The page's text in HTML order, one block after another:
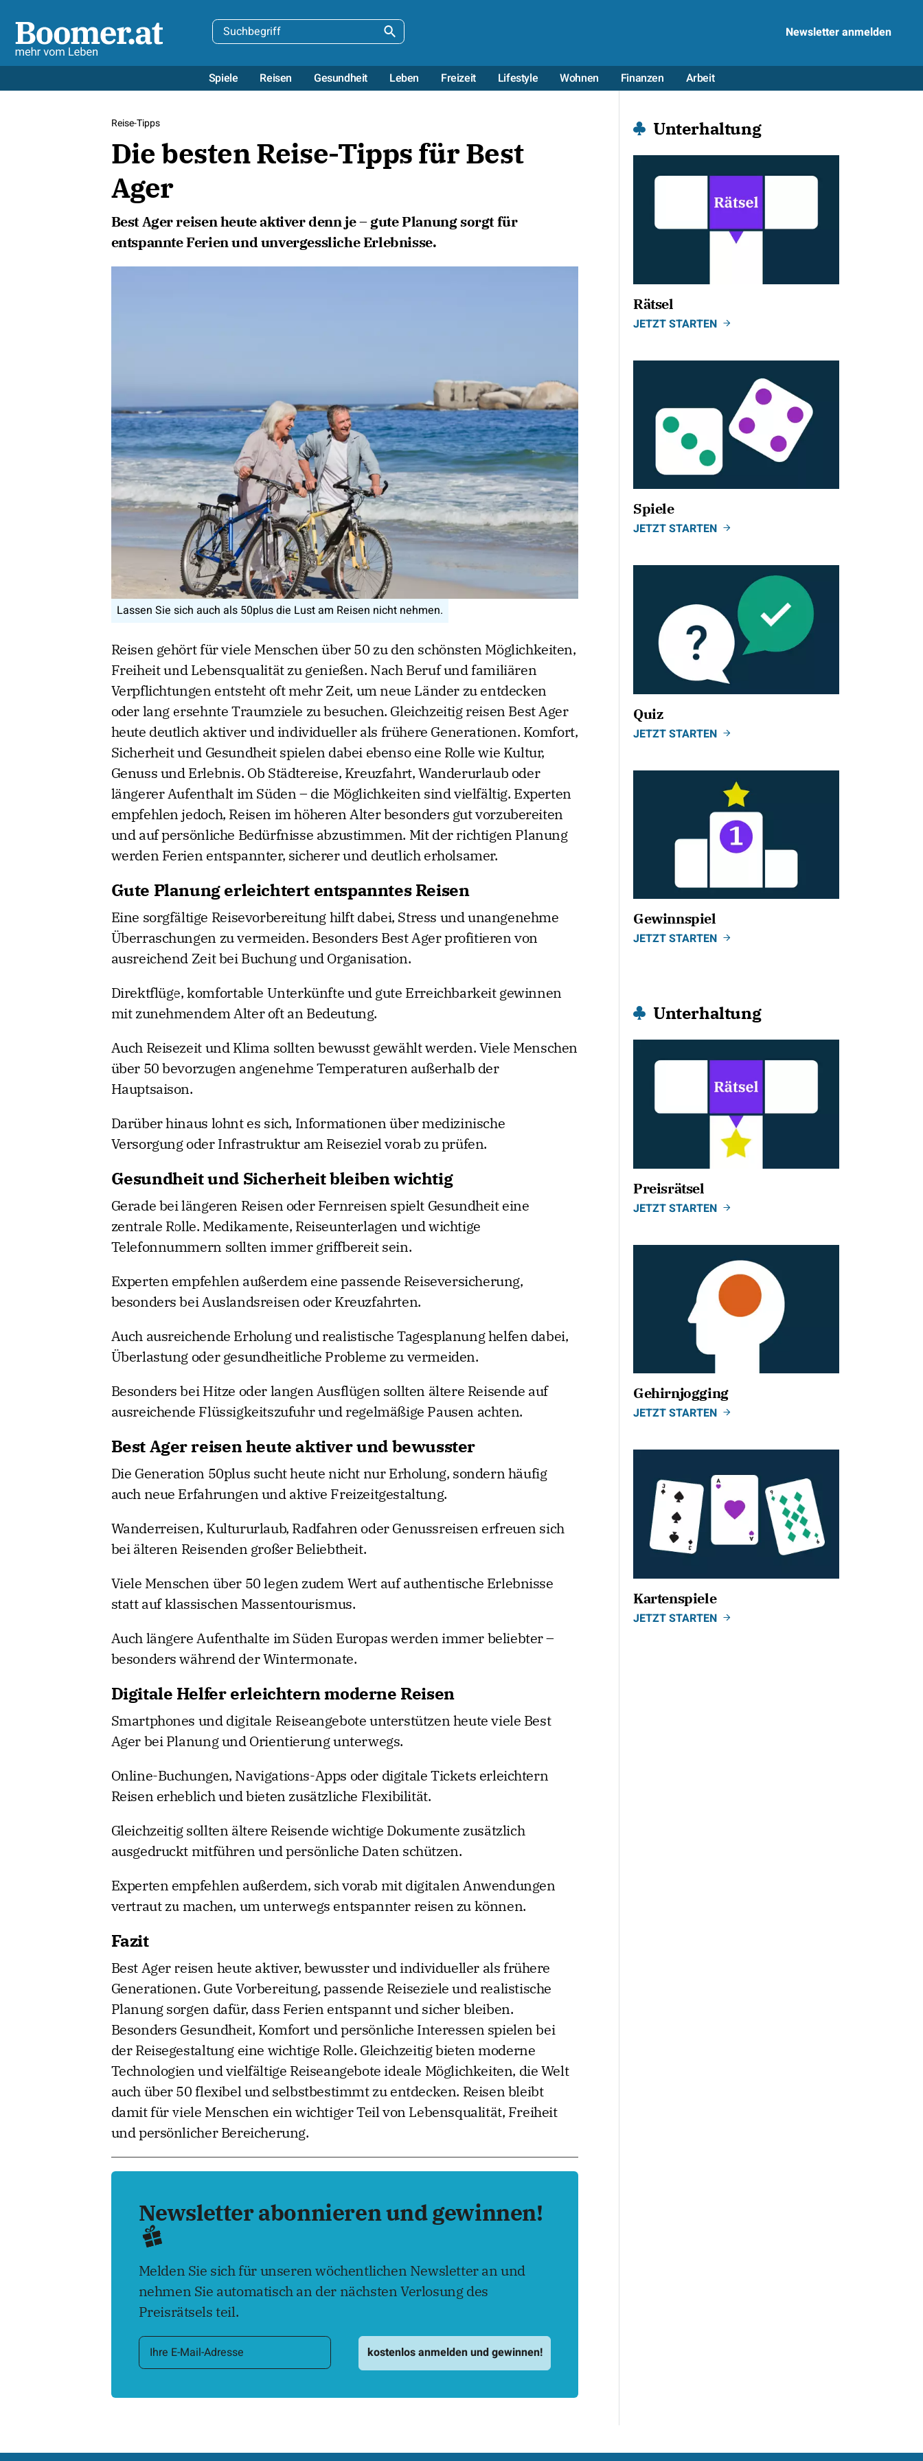
Newsletter anmelden
Spiele Reisen Gesundheit Leben Freizeit Lifestyle Wohnen Finanzen Arbeit
Reise-Tipps
Die besten Reise-Tipps für Best
Ager
Best Ager reisen heute aktiver denn je – gute Planung sorgt für
entspannte Ferien und unvergessliche Erlebnisse.
Lassen Sie sich auch als 50plus die Lust am Reisen nicht nehmen.
Reisen gehört für viele Menschen über 50 zu den schönsten Möglichkeiten,
Freiheit und Lebensqualität zu genießen. Nach Beruf und familiären
Verpflichtungen entsteht oft mehr Zeit, um neue Länder zu entdecken
oder lang ersehnte Traumziele zu besuchen. Gleichzeitig reisen Best Ager
heute deutlich aktiver und individueller als frühere Generationen. Komfort,
Sicherheit und Gesundheit spielen dabei ebenso eine Rolle wie Kultur,
Genuss und Erlebnis. Ob Städtereise, Kreuzfahrt, Wanderurlaub oder
längerer Aufenthalt im Süden – die Möglichkeiten sind vielfältig. Experten
empfehlen jedoch, Reisen im höheren Alter besonders gut vorzubereiten
und auf persönliche Bedürfnisse abzustimmen. Mit der richtigen Planung
werden Ferien entspannter, sicherer und deutlich erholsamer.
Gute Planung erleichtert entspanntes Reisen
Eine sorgfältige Reisevorbereitung hilft dabei, Stress und unangenehme
Überraschungen zu vermeiden. Besonders Best Ager profitieren von
ausreichend Zeit bei Buchung und Organisation.
Direktflüge, komfortable Unterkünfte und gute Erreichbarkeit gewinnen
mit zunehmendem Alter oft an Bedeutung.
Auch Reisezeit und Klima sollten bewusst gewählt werden. Viele Menschen
über 50 bevorzugen angenehme Temperaturen außerhalb der
Hauptsaison.
Darüber hinaus lohnt es sich, Informationen über medizinische
Versorgung oder Infrastruktur am Reiseziel vorab zu prüfen.
Gesundheit und Sicherheit bleiben wichtig
Gerade bei längeren Reisen oder Fernreisen spielt Gesundheit eine
zentrale Rolle. Medikamente, Reiseunterlagen und wichtige
Telefonnummern sollten immer griffbereit sein.
Experten empfehlen außerdem eine passende Reiseversicherung,
besonders bei Auslandsreisen oder Kreuzfahrten.
Auch ausreichende Erholung und realistische Tagesplanung helfen dabei,
Überlastung oder gesundheitliche Probleme zu vermeiden.
Besonders bei Hitze oder langen Ausflügen sollten ältere Reisende auf
ausreichende Flüssigkeitszufuhr und regelmäßige Pausen achten.
Best Ager reisen heute aktiver und bewusster
Die Generation 50plus sucht heute nicht nur Erholung, sondern häufig
auch neue Erfahrungen und aktive Freizeitgestaltung.
Wanderreisen, Kultururlaub, Radfahren oder Genussreisen erfreuen sich
bei älteren Reisenden großer Beliebtheit.
Viele Menschen über 50 legen zudem Wert auf authentische Erlebnisse
statt auf klassischen Massentourismus.
Auch längere Aufenthalte im Süden Europas werden immer beliebter –
besonders während der Wintermonate.
Digitale Helfer erleichtern moderne Reisen
Smartphones und digitale Reiseangebote unterstützen heute viele Best
Ager bei Planung und Orientierung unterwegs.
Online-Buchungen, Navigations-Apps oder digitale Tickets erleichtern
Reisen erheblich und bieten zusätzliche Flexibilität.
Gleichzeitig sollten ältere Reisende wichtige Dokumente zusätzlich
ausgedruckt mitführen und persönliche Daten schützen.
Experten empfehlen außerdem, sich vorab mit digitalen Anwendungen
vertraut zu machen, um unterwegs entspannter reisen zu können.
Fazit
Best Ager reisen heute aktiver, bewusster und individueller als frühere
Generationen. Gute Vorbereitung, passende Reiseziele und realistische
Planung sorgen dafür, dass Ferien entspannt und sicher bleiben.
Besonders Gesundheit, Komfort und persönliche Interessen spielen bei
der Reisegestaltung eine wichtige Rolle. Gleichzeitig bieten moderne
Technologien und vielfältige Reiseangebote ideale Möglichkeiten, die Welt
auch über 50 flexibel und selbstbestimmt zu entdecken. Reisen bleibt
damit für viele Menschen ein wichtiger Teil von Lebensqualität, Freiheit
und persönlicher Bereicherung.
Newsletter abonnieren und gewinnen!
Melden Sie sich für unseren wöchentlichen Newsletter an und
nehmen Sie automatisch an der nächsten Verlosung des
Preisrätsels teil.
Unterhaltung
Rätsel
JETZT STARTEN
Spiele
JETZT STARTEN
Quiz
JETZT STARTEN
Gewinnspiel
JETZT STARTEN
Unterhaltung
Preisrätsel
JETZT STARTEN
Gehirnjogging
JETZT STARTEN
Kartenspiele
JETZT STARTEN